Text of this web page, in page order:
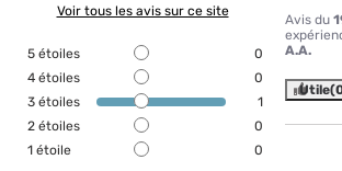
Voir tous les avis sur ce site
5 étoiles
0
4 étoiles
0
3 étoiles
1
2 étoiles
0
1 étoile 0
Avis du
A.A.
Utile